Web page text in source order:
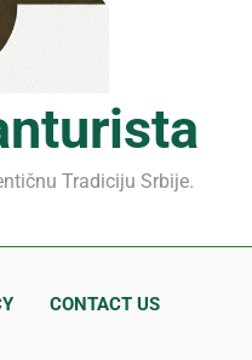
Planina Jagodnja 2026: Put do
Tradiciju Srbije.
CONTACT US